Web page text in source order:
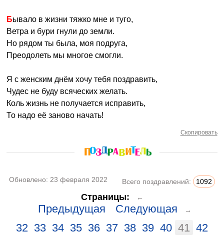
Бывало в жизни тяжко мне и туго,
Ветра и бури гнули до земли.
Но рядом ты была, моя подруга,
Преодолеть мы многое смогли.
Я с женским днём хочу тебя поздравить,
Чудес не буду всяческих желать.
Коль жизнь не получается исправить,
То надо её заново начать!
Скопировать
Обновлено: 23 февраля 2022 Всего поздравлений: 1092
Страницы: ←
Предыдущая Следующая →
32 33 34 35 36 37 38 39 40 41 42